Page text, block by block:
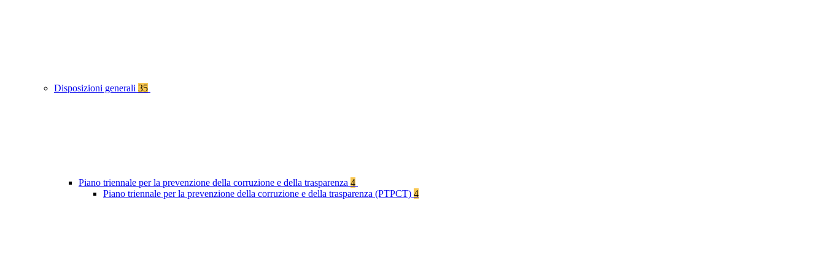
Disposizioni generali 35
Piano triennale per la prevenzione della corruzione e della trasparenza 4
Piano triennale per la prevenzione della corruzione e della trasparenza (PTPCT) 4